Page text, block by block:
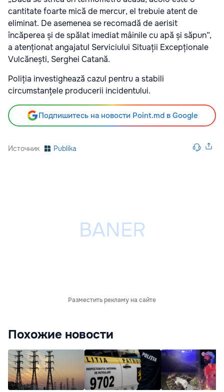
cantitate foarte mică de mercur, el trebuie atent de
eliminat. De asemenea se recomadă de aerisit
încăperea și de spălat imediat mâinile cu apă și săpun”,
a atenționat angajatul Serviciului Situații Excepționale
Vulcănești, Serghei Catană.
Poliția investighează cazul pentru a stabili
circumstanțele producerii incidentului.
Подпишитесь на новости Point.md в Google
Источник Publika
Разместить рекламу на сайте
Похожие новости